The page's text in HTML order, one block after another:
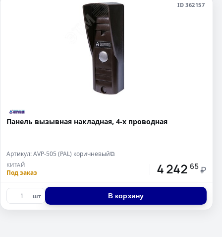
ID 362157
Панель вызывная накладная, 4-х проводная
Артикул: AVP-505 (PAL) коричневый⧉
КИТАЙ
Под заказ 4 242 65 ₽
шт В корзину